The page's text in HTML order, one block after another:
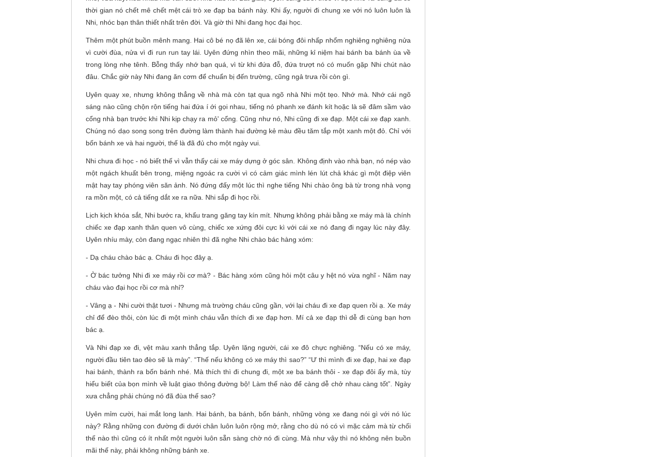
thời gian nó chết mê chết mệt cái trò xe đạp ba bánh này. Khi ấy, người đi chung xe với nó luôn luôn là
Nhi, nhóc bạn thân thiết nhất trên đời. Và giờ thì Nhi đang học đại học.
Thêm một phút buồn mênh mang. Hai cô bé nọ đã lên xe, cái bóng đôi nhấp nhổm nghiêng nghiêng nửa
vì cười đùa, nửa vì đi run run tay lái. Uyên đứng nhìn theo mãi, những kỉ niệm hai bánh ba bánh ùa về
trong lòng nhẹ tênh. Bỗng thấy nhớ bạn quá, vì từ khi đứa đỗ, đứa trượt nó có muốn gặp Nhi chút nào
đâu. Chắc giờ này Nhi đang ăn cơm để chuẩn bị đến trường, cũng ngả trưa rồi còn gì.
Uyên quay xe, nhưng không thẳng về nhà mà còn tạt qua ngõ nhà Nhi một tẹo. Nhớ mà. Nhớ cái ngõ
sáng nào cũng chộn rộn tiếng hai đứa í ới gọi nhau, tiếng nó phanh xe đánh kít hoặc là sẽ đâm sầm vào
cổng nhà bạn trước khi Nhi kịp chạy ra mỏ' cổng. Cũng như nó, Nhi cũng đi xe đạp. Một cái xe đạp xanh.
Chúng nó dạo song song trên đường làm thành hai đường kẻ màu đều tăm tắp một xanh một đỏ. Chỉ với
bốn bánh xe và hai người, thế là đã đủ cho một ngày vui.
Nhi chưa đi học - nó biết thế vì vẫn thấy cái xe máy dựng ở góc sân. Không định vào nhà bạn, nó nép vào
một ngách khuất bên trong, miệng ngoác ra cười vì có cảm giác mình lén lút chả khác gì một điệp viên
mật hay tay phóng viên săn ảnh. Nó đứng đấy một lúc thì nghe tiếng Nhi chào ông bà từ trong nhà vọng
ra mồn một, có cả tiếng dắt xe ra nữa. Nhi sắp đi học rồi.
Lịch kịch khóa sắt, Nhi bước ra, khẩu trang găng tay kín mít. Nhưng không phải bằng xe máy mà là chính
chiếc xe đạp xanh thân quen vô cùng, chiếc xe xứng đôi cực kì với cái xe nó đang đi ngay lúc này đây.
Uyên nhíu mày, còn đang ngạc nhiên thì đã nghe Nhi chào bác hàng xóm:
- Dạ cháu chào bác ạ. Cháu đi học đây ạ.
- Ờ bác tưởng Nhi đi xe máy rồi cơ mà? - Bác hàng xóm cũng hỏi một câu y hệt nó vừa nghĩ - Năm nay
cháu vào đại học rồi cơ mà nhỉ?
- Vâng ạ - Nhi cười thật tươi - Nhưng mà trường cháu cũng gần, với lại cháu đi xe đạp quen rồi ạ. Xe máy
chỉ để đèo thôi, còn lúc đi một mình cháu vẫn thích đi xe đạp hơn. Mí cả xe đạp thì dễ đi cùng bạn hơn
bác ạ.
Và Nhi đạp xe đi, vệt màu xanh thẳng tắp. Uyên lặng người, cái xe đô chực nghiêng. “Nếu có xe máy,
người đầu tiên tao đèo sẽ là mày”. “Thế nếu không có xe máy thì sao?” “Ư thì mình đi xe đạp, hai xe đạp
hai bánh, thành ra bốn bánh nhé. Mà thích thì đi chung đi, một xe ba bánh thôi - xe đạp đôi ấy mà, tùy
hiểu biết của bọn mình về luật giao thông đường bộ! Làm thế nào để càng dễ chở nhau càng tốt”. Ngày
xưa chẳng phải chúng nó đã đùa thế sao?
Uyên mỉm cười, hai mắt long lanh. Hai bánh, ba bánh, bốn bánh, những vòng xe đang nói gì với nó lúc
này? Rằng những con đường đi dưới chân luôn luôn rộng mở, rằng cho dù nó có vì mặc cảm mà từ chối
thế nào thì cũng có ít nhất một người luôn sẵn sàng chờ nó đi cùng. Mà như vậy thì nó không nên buồn
mãi thế này, phải không những bánh xe.